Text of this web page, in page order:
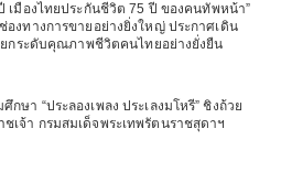
เมืองไทยประกันชีวิต 75 ปี ของคนทัพหน้า”
งทางการขายอย่างยิ่งใหญ่ ประกาศเดิน
ยกระดับคุณภาพชีวิตคนไทยอย่างยั่งยืน
ษา “ประลองเพลง ประเลงมโหรี” ชิงถ้วย
เจ้า กรมสมเด็จพระเทพรัตนราชสุดาฯ